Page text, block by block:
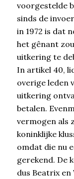
voorgestelde
sinds de
in 1972 is dat
het gênant
uitkering te
In artikel 40,
overige leden
uitkering
betalen.
vermogen als
koninklijke
omdat die nu
gerekend. De
dus Beatrix